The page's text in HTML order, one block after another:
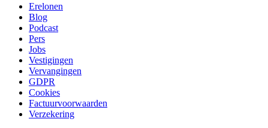
Erelonen
Blog
Podcast
Pers
Jobs
Vestigingen
Vervangingen
GDPR
Cookies
Factuurvoorwaarden
Verzekering